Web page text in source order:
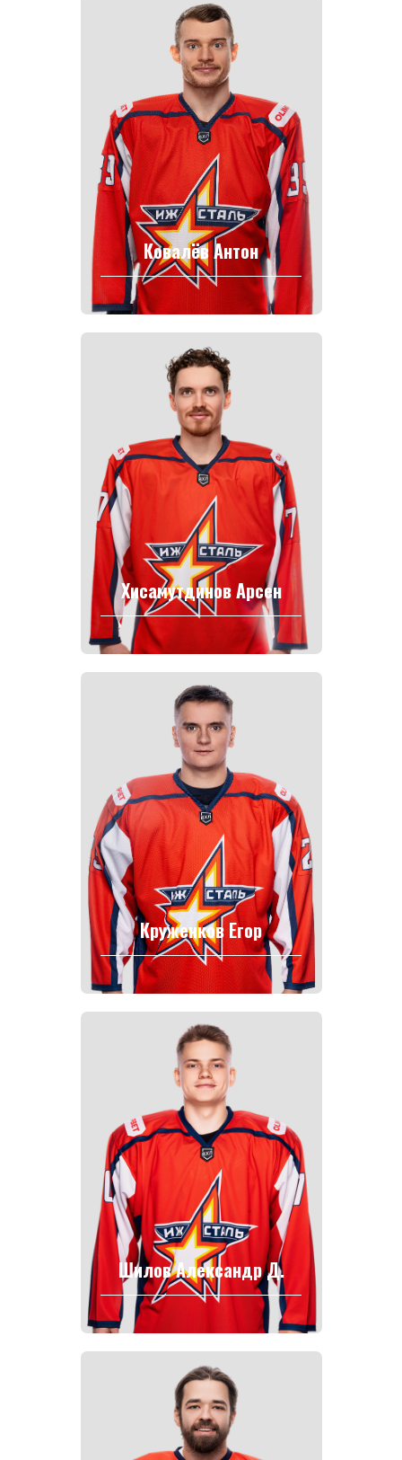
Ковалёв Антон
Хисамутдинов Арсен
Круженков Егор
Шилов Александр Д.